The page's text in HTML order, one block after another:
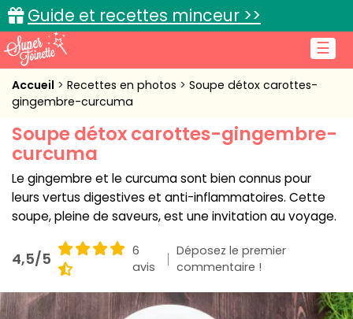
☰
Guide et recettes minceur >>
Accueil
Cuisine pratique
L'actu cuisine
Connexion
Accueil Recettes en photos
Soupe détox carottes-
gingembre-curcuma
Soupe détox carottes-gingembre-
curcuma
Le gingembre et le curcuma sont bien connus pour
leurs vertus digestives et anti-inflammatoires. Cette
soupe, pleine de saveurs, est une invitation au voyage.
4,5/5
6
avis
Déposez le premier
commentaire !